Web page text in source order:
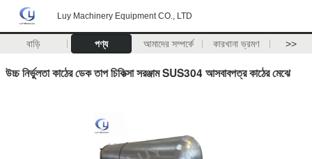
Luy Machinery Equipment CO., LTD
বাড়ি পণ্য আমাদের সম্পর্কে কারখানা ভ্রমণ >>
উচ্চ নির্ভুলতা কাঠের ডেক তাপ চিকিত্সা সরঞ্জাম SUS304 আসবাবপত্র কাঠের মেঝে